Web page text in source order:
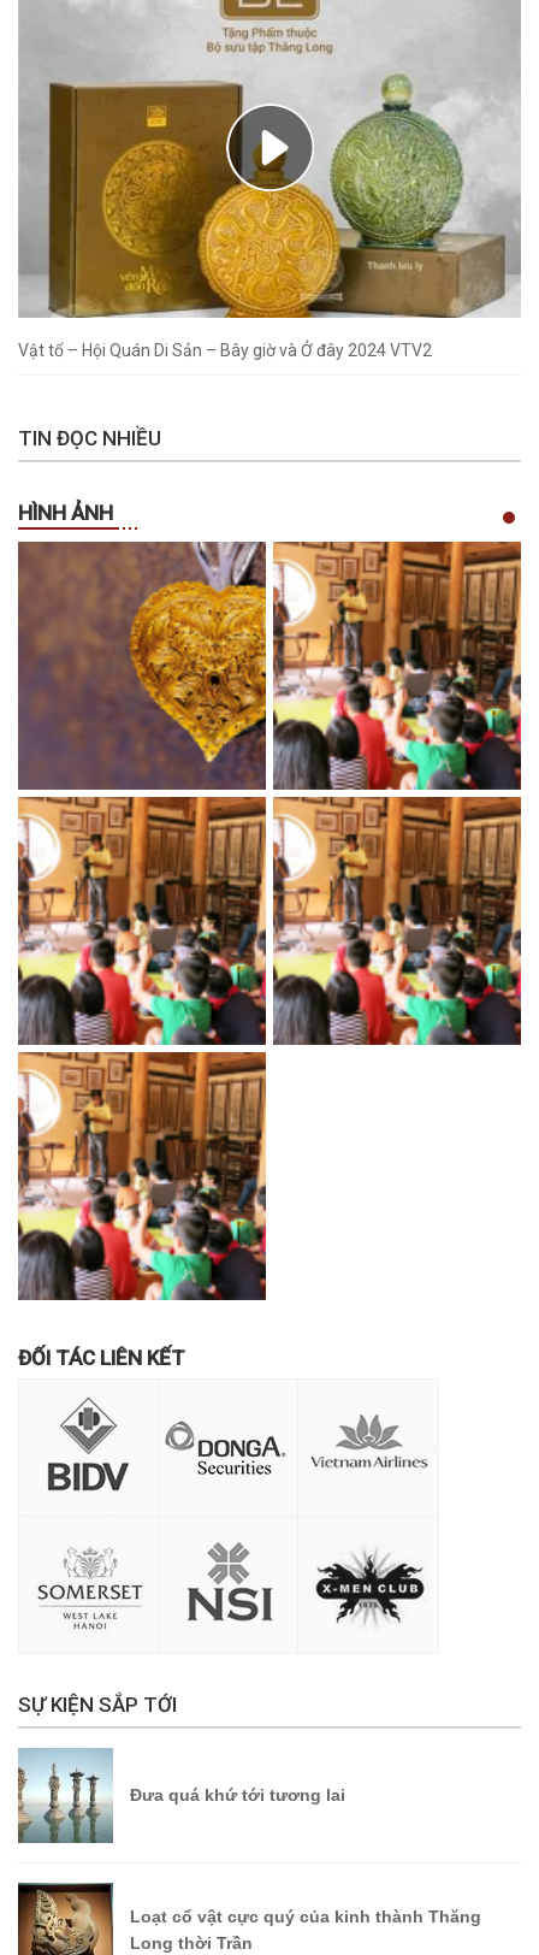
Vật tổ – Hội Quán Di Sản – Bây giờ và Ở đây 2024 VTV2
TIN ĐỌC NHIỀU
HÌNH ẢNH
ĐỐI TÁC LIÊN KẾT
SỰ KIỆN SẮP TỚI
Đưa quá khứ tới tương lai
Loạt cổ vật cực quý của kinh thành Thăng
Long thời Trần